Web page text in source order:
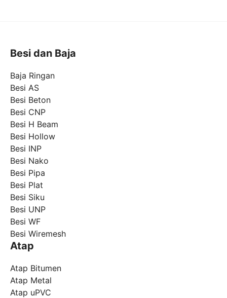
Besi dan Baja
Baja Ringan
Besi AS
Besi Beton
Besi CNP
Besi H Beam
Besi Hollow
Besi INP
Besi Nako
Besi Pipa
Besi Plat
Besi Siku
Besi UNP
Besi WF
Besi Wiremesh
Atap
Atap Bitumen
Atap Metal
Atap uPVC